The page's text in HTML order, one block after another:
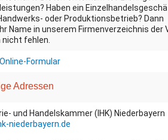
Haben ein
oder Produktionsbetrieb? Dann
Name in unserem Firmenverzeichnis der
nicht fehlen.
Formular
Adressen
und Handelskammer (IHK) Niederbayern
niederbayern.de